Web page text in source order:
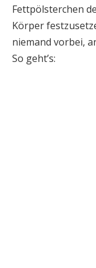
Fettpölsterchen
Körper
niemand vorbei,
So geht’s: